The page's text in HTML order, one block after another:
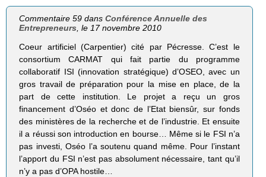
Commentaire 59 dansConférence Annuelle des
Entrepreneurs, le 17 novembre 2010
Coeur artificiel (Carpentier) cité par Pécresse. C’est le
consortium CARMAT qui fait partie du programme
collaboratif ISI (innovation stratégique) d’OSEO, avec un
gros travail de préparation pour la mise en place, de la
part de cette institution. Le projet a reçu un gros
financement d’Oséo et donc de l’Etat biensûr, sur fonds
des ministères de la recherche et de l’industrie. Et ensuite
il a réussi son introduction en bourse… Même si le FSI n’a
pas investi, Oséo l’a soutenu quand même. Pour l’instant
l’apport du FSI n’est pas absolument nécessaire, tant qu’il
n’y a pas d’OPA hostile…